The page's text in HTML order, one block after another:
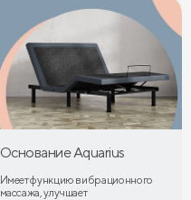
Основание Aquarius
Имеет функцию вибрационного
массажа, улучшает